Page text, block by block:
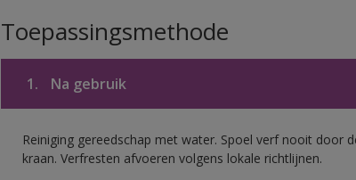
Toepassingsmethode
1. Na gebruik
Reiniging gereedschap met water. Spoel verf nooit door
kraan. Verfresten afvoeren volgens lokale richtlijnen.